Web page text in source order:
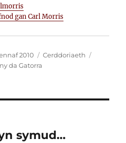
gan Carl Morris
2010 Categorïau
Cerddoriaeth
da Gatorra
symud…